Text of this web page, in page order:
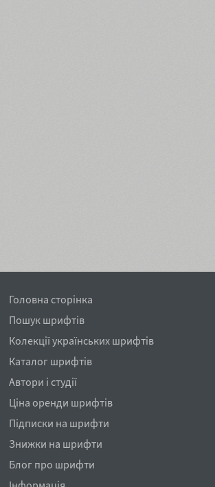
Головна сторінка
Пошук шрифтів
Колекції українських шрифтів
Каталог шрифтів
Автори і студії
Ціна оренди шрифтів
Підписки на шрифти
Знижки на шрифти
Блог про шрифти